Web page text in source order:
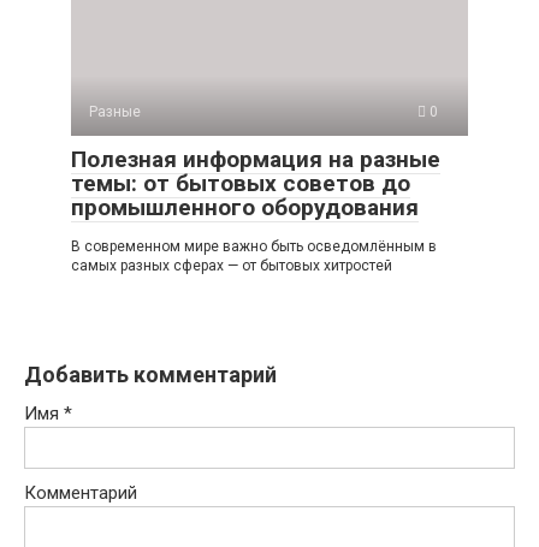
Разные 0
Полезная информация на разные
темы: от бытовых советов до
промышленного оборудования
В современном мире важно быть осведомлённым в
самых разных сферах — от бытовых хитростей
Добавить комментарий
Имя *
Комментарий